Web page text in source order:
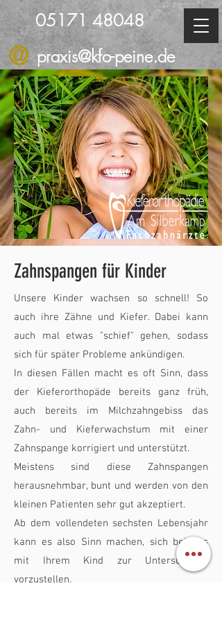
05171 48048
@ praxis@kfo-peine.de
Zahnspangen für Kinder
Unsere Kinder wachsen so schnell! So
auch ihre Zähne und Kiefer. Dabei kann
auch mal etwas "schief" gehen, sodass
sich für später Probleme ankündigen.
In diesen Fällen macht es oft Sinn, dass
der Kieferorthopäde bereits ganz früh,
auch bereits im Milchzahngebiss das
Zahn- und Kieferwachstum mit einer
Zahnspange korrigiert und unterstützt.
Meistens sind diese Zahnspangen
herausnehmbar, bunt und werden von den
kleinen Patienten sehr gut akzeptiert.
Ab dem vollendeten sechsten Lebensjahr
kann es also Sinn machen, sich bei uns
mit Ihrem Kind zur Untersuchung
vorzustellen.